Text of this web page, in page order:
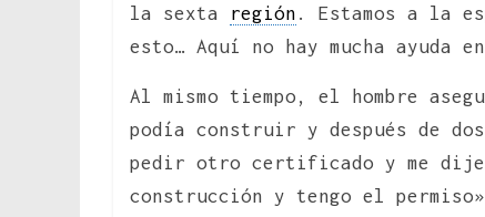
la sexta región . Estamos a la
esto… Aquí no hay mucha ayuda
Al mismo tiempo, el hombre
podía construir y después de
pedir otro certificado y me
construcción y tengo el